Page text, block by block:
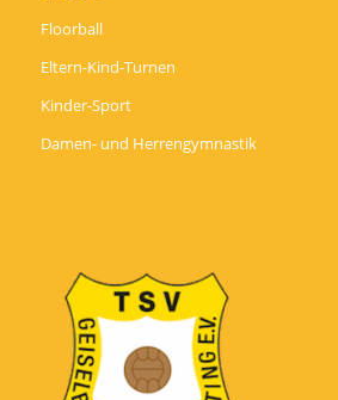
Floorball
Eltern-Kind-Turnen
Kinder-Sport
Damen- und Herrengymnastik